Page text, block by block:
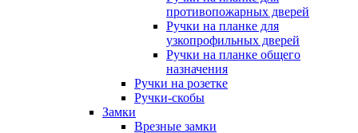
противопожарных дверей
Ручки на планке для
узкопрофильных дверей
Ручки на планке общего
назначения
Ручки на розетке
Ручки-скобы
Замки
Врезные замки